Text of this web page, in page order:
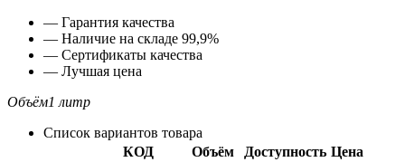
— Гарантия качества
— Наличие на складе 99,9%
— Сертификаты качества
— Лучшая цена
Объём1 литр
Список вариантов товара
КОД
Объём Доступность Цена